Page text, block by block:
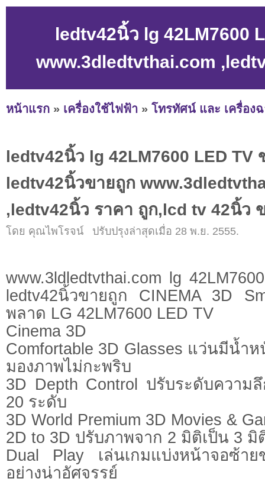
ledtv42นิ้ว lg 42LM7600
www.3dledtvthai.com
หน้าแรก » เครื่องใช้ไฟฟ้า » โทรทัศน์ และ เครื่อง
ledtv42นิ้ว lg 42LM7600 LED TV
ledtv42นิ้วขายถูก
,ledtv42นิ้ว ราคา ถูก,lcd tv 42นิ้ว
โดย คุณไพโรจน์ ปรับปรุงล่าสุดเมื่อ 28 พ.ย. 2555.
www.3ldledtvthai.com lg
ledtv42นิ้วขายถูก CINEMA 3D
พลาด LG 42LM7600 LED TV
Cinema 3D
Comfortable 3D Glasses แว่นมีน้ำ
มองภาพไม่กะพริบ
3D Depth Control ปรับระดับความ
20 ระดับ
3D World Premium 3D Movies &
2D to 3D ปรับภาพจาก 2 มิติเป็น 3
Dual Play เล่นเกมแบ่งหน้าจอซ้า
อย่างน่าอัศจรรย์